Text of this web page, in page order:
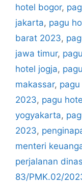
hotel bogor,
jakarta, pagu
barat 2023,
jawa timur,
hotel jogja,
makassar,
2023, pagu
yogyakarta,
2023,
menteri
perjalanan
83/PMK.02/